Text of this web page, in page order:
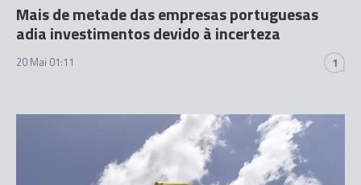
Mais de metade das empresas portuguesas
adia investimentos devido à incerteza
20 Mai 01:11 1